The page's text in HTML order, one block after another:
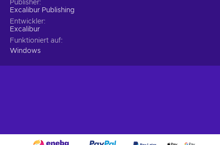
Publisher
Excalibur Publishing
Entwickler
Excalibur
Funktioniert auf
Windows